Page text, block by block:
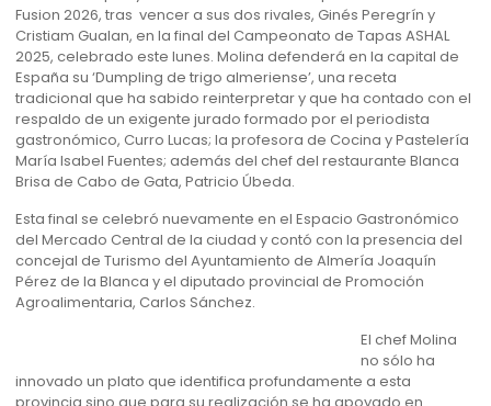
Fusion 2026, tras vencer a sus dos rivales, Ginés Peregrín y
Cristiam Gualan, en la final del Campeonato de Tapas ASHAL
2025, celebrado este lunes. Molina defenderá en la capital de
España su ‘Dumpling de trigo almeriense’, una receta
tradicional que ha sabido reinterpretar y que ha contado con el
respaldo de un exigente jurado formado por el periodista
gastronómico, Curro Lucas; la profesora de Cocina y Pastelería
María Isabel Fuentes; además del chef del restaurante Blanca
Brisa de Cabo de Gata, Patricio Úbeda.
Esta final se celebró nuevamente en el Espacio Gastronómico
del Mercado Central de la ciudad y contó con la presencia del
concejal de Turismo del Ayuntamiento de Almería Joaquín
Pérez de la Blanca y el diputado provincial de Promoción
Agroalimentaria, Carlos Sánchez.
El chef Molina
no sólo ha
innovado un plato que identifica profundamente a esta